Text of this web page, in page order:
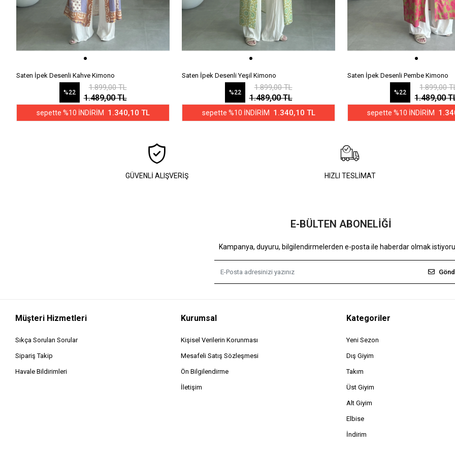
Saten İpek Desenli Kahve Kimono
%22
1.899,00 TL
1.489,00 TL
sepette %10 İNDİRİM 1.340,10 TL
Saten İpek Desenli Yeşil Kimono
%22
1.899,00 TL
1.489,00 TL
sepette %10 İNDİRİM 1.340,10 TL
Saten İpek Desenli Pembe Kimono
%22
1.899,00
1.489,00
sepette %10 İNDİRİM
GÜVENLİ ALIŞVERİŞ HIZLI TESLİMAT
E-BÜLTEN ABONELİĞİ
Kampanya, duyuru, bilgilendirmelerden e-posta ile haberdar olmak
Müşteri Hizmetleri
Sıkça Sorulan Sorular
Sipariş Takip
Havale Bildirimleri
Kurumsal
Kişisel Verilerin Korunması
Mesafeli Satış Sözleşmesi
Ön Bilgilendirme
İletişim
Kategoriler
Yeni Sezon
Dış Giyim
Takım
Üst Giyim
Alt Giyim
Elbise
İndirim